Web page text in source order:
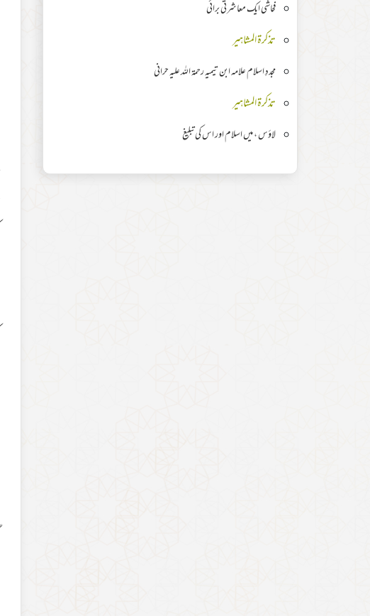
فحاشی ایک معاشرتی برائی
تذکرۃ المشاہیر
مجددِ اسلام علامہ ابن تیمیہ رحمۃ اللہ علیہ حرانی
تذکرۃ المشاہیر
لاؤس ، میں اسلام اور اس کی تبلیغ